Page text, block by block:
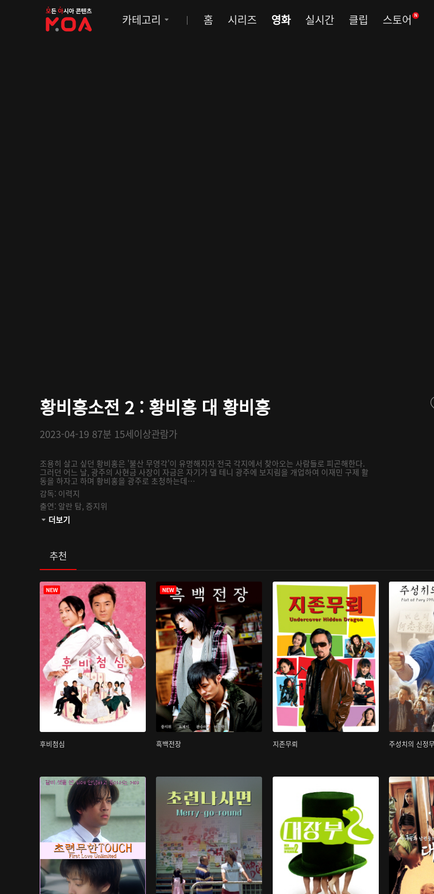
MOA
카테고리 홈 시리즈 영화 실시간 클립 스토어 N
황비홍소전 2 : 황비홍 대 황비홍
2023-04-19 87분 15세이상관람가
조용히 살고 싶던 황비홍은 '불산 무영각'이 유명해지자 전국 각지에서 찾아오는 사람들로 피곤해한다.
그러던 어느 날, 광주의 사현금 사장이 자금은 자기가 댈 테니 광주에 보지림을 개업하여 이재민 구제 활
동을 하자고 하며 황비홍을 광주로 초청하는데…
감독: 이력지
출연: 알란 탐, 증지위
관람등급:
더보기
추천
후비첨심 흑백전장 지존무뢰 주성치의 신정